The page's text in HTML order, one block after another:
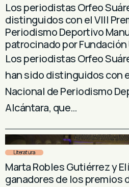
Los periodistas Orfeo
distinguidos con el VIII
Periodismo Deportivo
patrocinado por Fundación
Los periodistas Orfeo
han sido distinguidos con
Nacional de Periodismo
Alcántara, que…
Literatura
Marta Robles Gutiérrez y
ganadores de los premios